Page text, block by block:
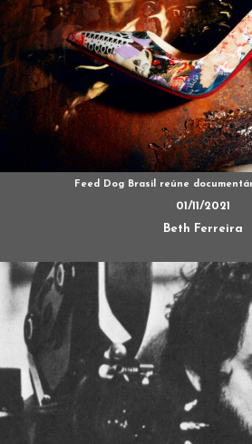
Feed Dog Brasil reúne
01/11/2021
Beth Ferreira